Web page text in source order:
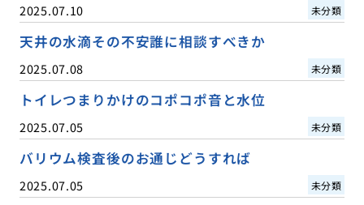
2025.07.10 未分類
天井の水滴その不安誰に相談すべきか
2025.07.08 未分類
トイレつまりかけのコポコポ音と水位
2025.07.05 未分類
バリウム検査後のお通じどうすれば
2025.07.05 未分類